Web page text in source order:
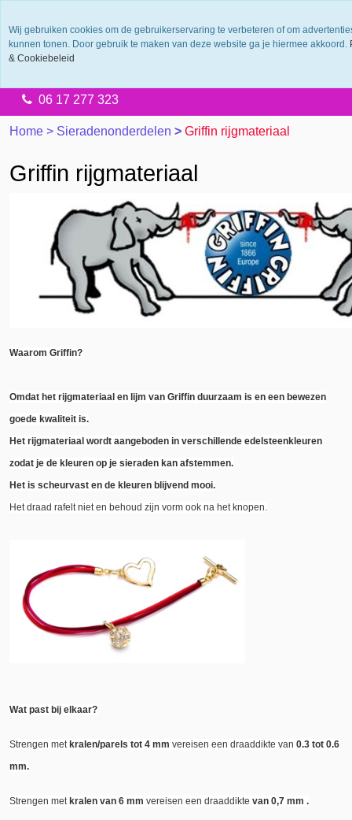
Levering 2 werkdagen
Gratis verzending vanaf €65.00
06 17 277 323
Home > Sieradenonderdelen > Griffin rijgmateriaal
Griffin rijgmateriaal
Waarom Griffin?
Omdat het rijgmateriaal en lijm van Griffin duurzaam is en een bewezen
goede kwaliteit is.
Het rijgmateriaal wordt aangeboden in verschillende edelsteenkleuren
zodat je de kleuren op je sieraden kan afstemmen.
Het is scheurvast en de kleuren blijvend mooi.
Het draad rafelt niet en behoud zijn vorm ook na het knopen.
Wat past bij elkaar?
Strengen metkralen/parels tot 4 mm vereisen een draaddikte van 0.3 tot 0.6
mm.
Strengen met kralen van 6 mm vereisen een draaddikte van 0,7 mm .
Wij gebruiken cookies om de gebruikerservaring te verbeteren of om
kunnen tonen. Door gebruik te maken van deze website ga je hiermee akkoord.
& Cookiebeleid